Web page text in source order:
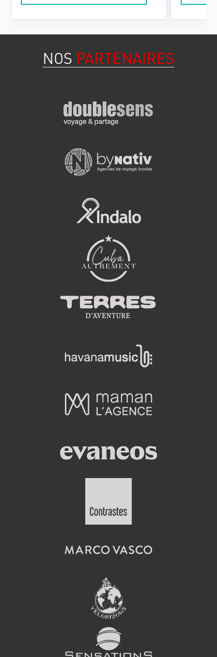
NOS PARTENAIRES